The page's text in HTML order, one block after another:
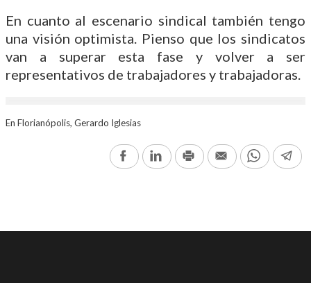
En cuanto al escenario sindical también tengo
una visión optimista. Pienso que los sindicatos
van a superar esta fase y volver a ser
representativos de trabajadores y trabajadoras.
En Florianópolis, Gerardo Iglesias
FacebookLinkedInPrint Email